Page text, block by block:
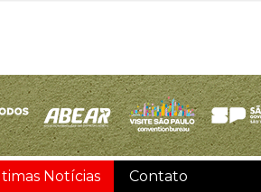
Notícias Contato